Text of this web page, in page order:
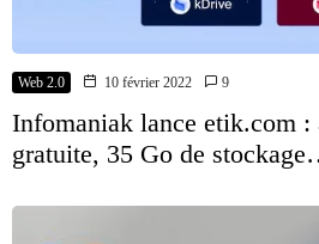
Web 2.0 10 février 2022 9
Infomaniak lance etik.com :
gratuite, 35 Go de